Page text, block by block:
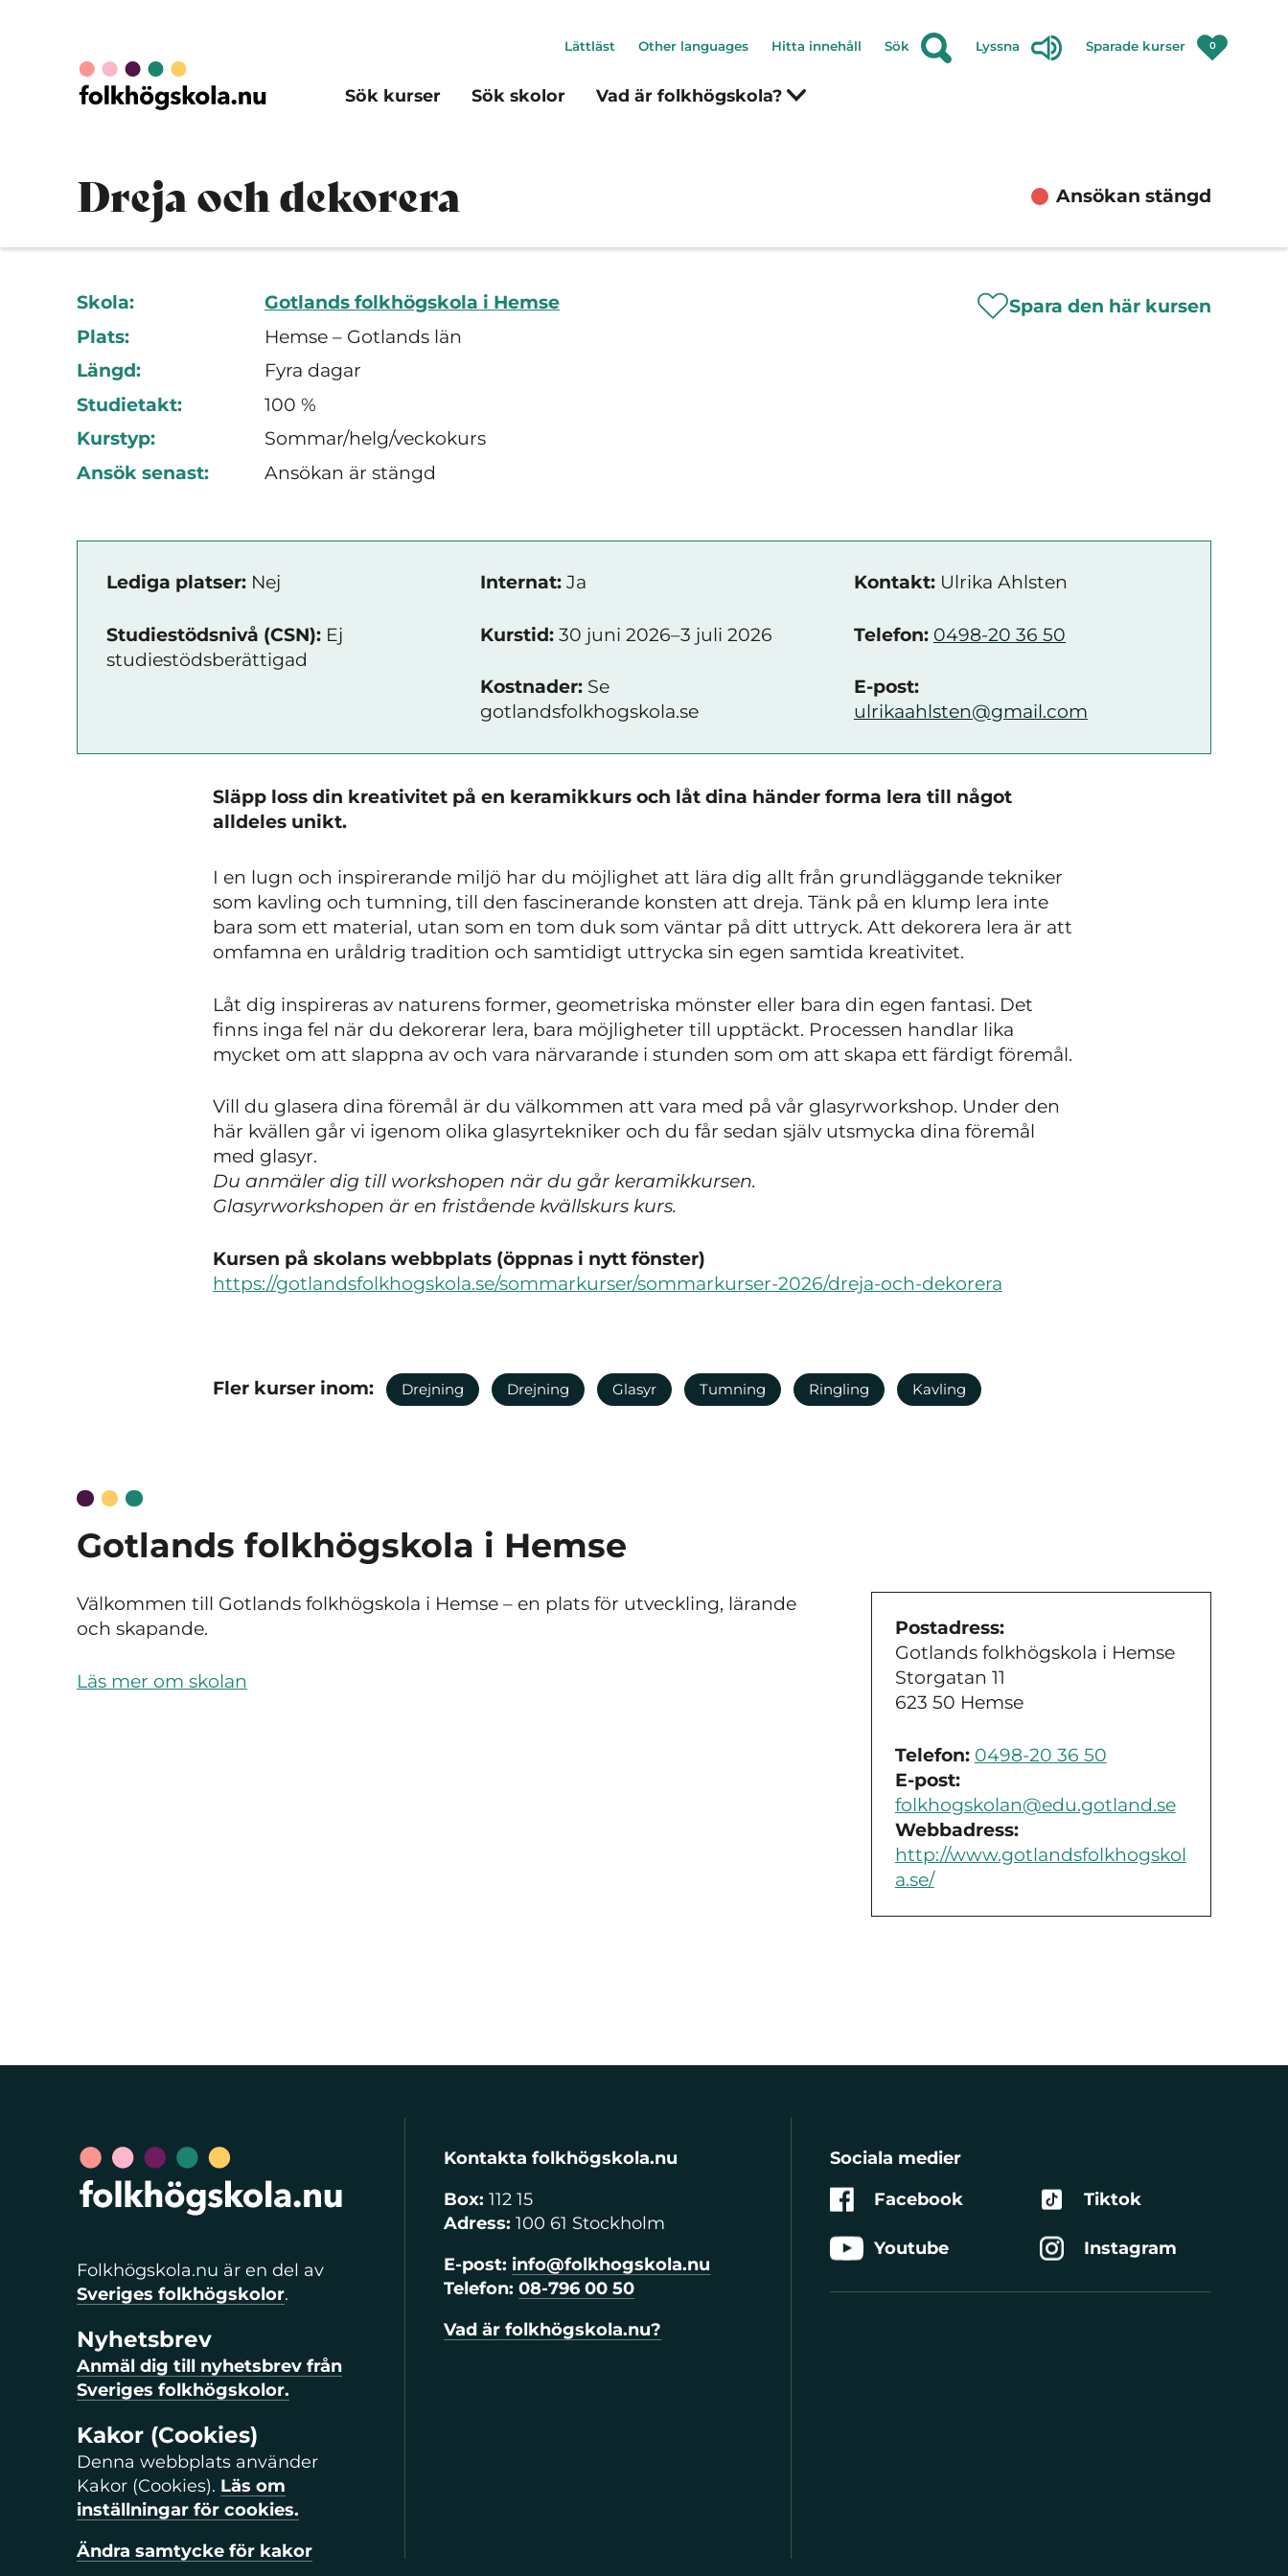
Sök kurser Sök skolor Vad är folkhögskola?
Lättläst Other languages Hitta innehåll Sök Lyssna Sparade kurser 0
Dreja och dekorera Ansökan stängd
Skola:
Gotlands folkhögskola i Hemse
Plats:
Hemse – Gotlands län
Längd:
Fyra dagar
Studietakt:
100 %
Kurstyp:
Sommar/helg/veckokurs
Ansök senast:
Ansökan är stängd
Spara den här kursen
Lediga platser: Nej
Studiestödsnivå (CSN): Ej
studiestödsberättigad
Internat: Ja
Kurstid: 30 juni 2026–3 juli 2026
Kostnader: Se
gotlandsfolkhogskola.se
Kontakt: Ulrika Ahlsten
Telefon: 0498-20 36 50
E-post:
ulrikaahlsten@gmail.com
Släpp loss din kreativitet på en keramikkurs och låt dina händer forma lera till något
alldeles unikt.
I en lugn och inspirerande miljö har du möjlighet att lära dig allt från grundläggande tekniker
som kavling och tumning, till den fascinerande konsten att dreja. Tänk på en klump lera inte
bara som ett material, utan som en tom duk som väntar på ditt uttryck. Att dekorera lera är att
omfamna en uråldrig tradition och samtidigt uttrycka sin egen samtida kreativitet.
Låt dig inspireras av naturens former, geometriska mönster eller bara din egen fantasi. Det
finns inga fel när du dekorerar lera, bara möjligheter till upptäckt. Processen handlar lika
mycket om att slappna av och vara närvarande i stunden som om att skapa ett färdigt föremål.
Vill du glasera dina föremål är du välkommen att vara med på vår glasyrworkshop. Under den
här kvällen går vi igenom olika glasyrtekniker och du får sedan själv utsmycka dina föremål
med glasyr.
Du anmäler dig till workshopen när du går keramikkursen.
Glasyrworkshopen är en fristående kvällskurs kurs.
Kursen på skolans webbplats (öppnas i nytt fönster)
https://gotlandsfolkhogskola.se/sommarkurser/sommarkurser-2026/dreja-och-dekorera
Fler kurser inom: Drejning Drejning Glasyr Tumning Ringling Kavling
Gotlands folkhögskola i Hemse
Välkommen till Gotlands folkhögskola i Hemse – en plats för utveckling, lärande
och skapande.
Läs mer om skolan
Postadress:
Gotlands folkhögskola i Hemse
Storgatan 11
623 50 Hemse
Telefon: 0498-20 36 50
E-post:
folkhogskolan@edu.gotland.se
Webbadress:
http://www.gotlandsfolkhogskol
a.se/
Folkhögskola.nu är en del av
Sveriges folkhögskolor.
Nyhetsbrev
Anmäl dig till nyhetsbrev från
Sveriges folkhögskolor.
Kakor (Cookies)
Denna webbplats använder
Kakor (Cookies). Läs om
inställningar för cookies.
Ändra samtycke för kakor
Kontakta folkhögskola.nu
Box:112 15
Adress: 100 61 Stockholm
E-post: info@folkhogskola.nu
Telefon: 08-796 00 50
Vad är folkhögskola.nu?
Sociala medier
Facebook
Youtube
Tiktok
Instagram